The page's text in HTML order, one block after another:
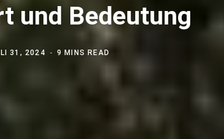
und Bedeutung
31, 2024 9 MINS READ